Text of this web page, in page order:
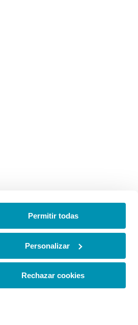
Permitir todas
Personalizar
Rechazar cookies